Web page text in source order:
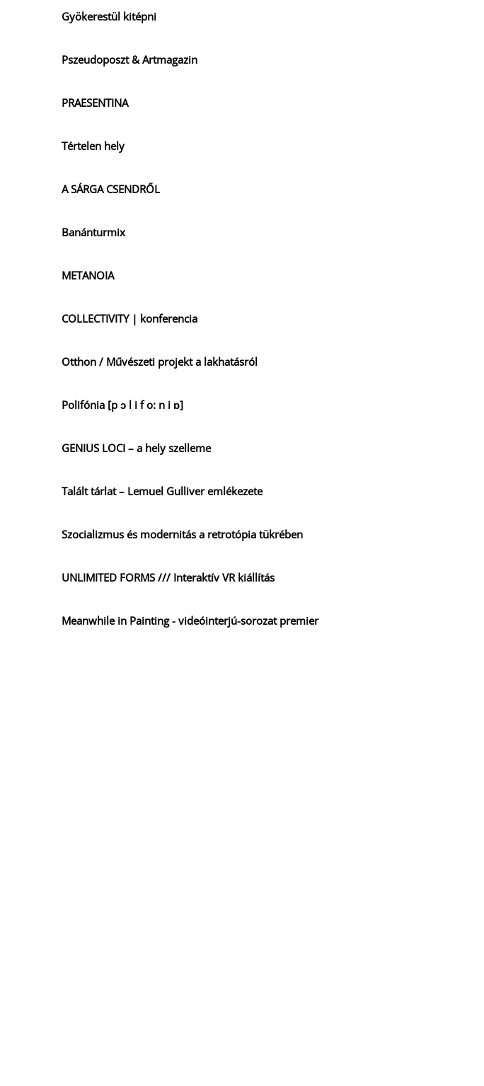
Gyökerestül kitépni
Pszeudoposzt & Artmagazin
PRAESENTINA
Tértelen hely
A SÁRGA CSENDRŐL
Banánturmix
METANOIA
COLLECTIVITY | konferencia
Otthon / Művészeti projekt a lakhatásról
Polifónia [p ɔ l i f o: n i ɒ]
GENIUS LOCI – a hely szelleme
Talált tárlat – Lemuel Gulliver emlékezete
Szocializmus és modernitás a retrotópia tükrében
UNLIMITED FORMS /// Interaktív VR kiállítás
Meanwhile in Painting - videóinterjú-sorozat premier